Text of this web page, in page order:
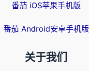
番茄 iOS苹果手机版
番茄 Android安卓手机版
关于我们